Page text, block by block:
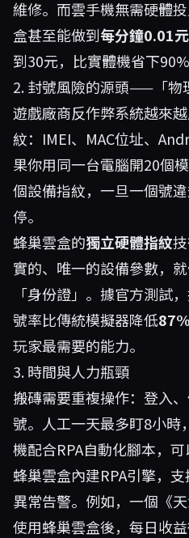
維修。而雲手機無需硬體
盒甚至能做到每分鐘0.01
到30元，比實體機省下90%
2. 封號風險的源頭——「物
遊戲廠商反作弊系統越來
紋：IMEI、MAC位址、
果你用同一台電腦開20個
個設備指紋，一旦一個號
停。
蜂巢雲盒的獨立硬體指紋
實的、唯一的設備參數，
「身份證」。據官方測試
號率比傳統模擬器降低87%
玩家最需要的能力。
3. 時間與人力瓶頸
搬磚需要重複操作：登入
號。人工一天最多盯8小時
機配合RPA自動化腳本，
蜂巢雲盒內建RPA引擎，支
異常告警。例如，一個《
使用蜂巢雲盒後，每日收